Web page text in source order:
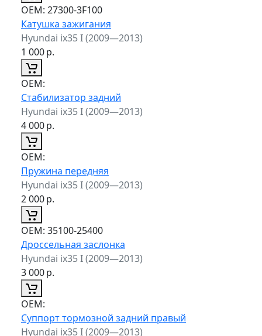
ОЕМ: 27300-3F100
Катушка зажигания
Hyundai ix35 I (2009—2013)
1 000р.
ОЕМ:
Стабилизатор задний
Hyundai ix35 I (2009—2013)
4 000р.
ОЕМ:
Пружина передняя
Hyundai ix35 I (2009—2013)
2 000р.
ОЕМ: 35100-25400
Дроссельная заслонка
Hyundai ix35 I (2009—2013)
3 000р.
ОЕМ:
Суппорт тормозной задний правый
Hyundai ix35 I (2009—2013)